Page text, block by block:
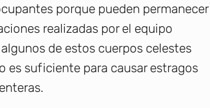
porque pueden permanecer
realizadas por el equipo
de estos cuerpos celestes
es suficiente para causar estragos